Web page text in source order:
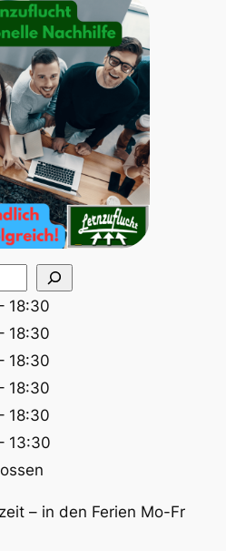
18:30
18:30
18:30
18:30
18:30
13:30
– in den Ferien Mo-Fr